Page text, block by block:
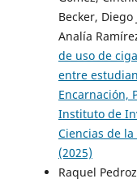
Becker,
Analía
de uso de
entre
Encarnación,
Instituto de
Ciencias de la
(2025)
Raquel